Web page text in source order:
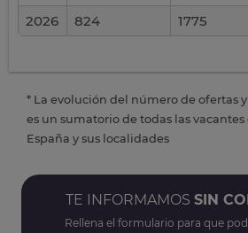
2026
824 1775
* La evolución del número de ofertas
es un sumatorio de todas las
España y sus localidades
TE INFORMAMOS SIN
Rellena el formulario para que